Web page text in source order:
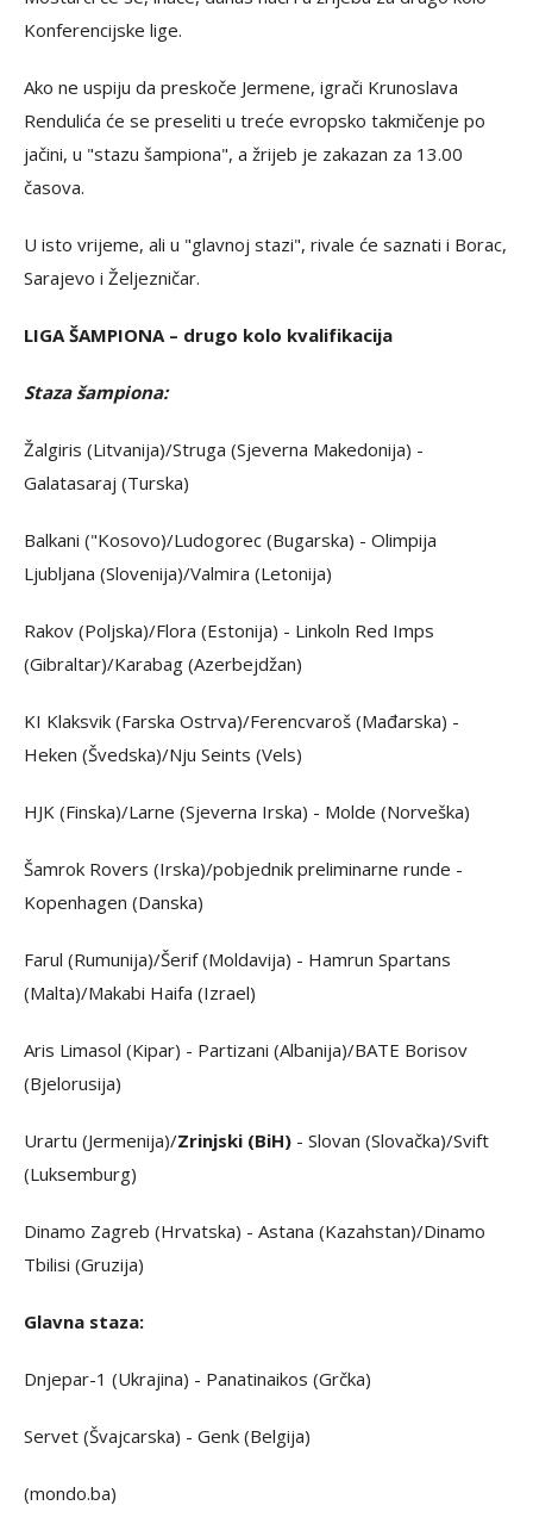
Konferencijske lige.
Ako ne uspiju da preskoče Jermene, igrači Krunoslava
Rendulića će se preseliti u treće evropsko takmičenje po
jačini, u "stazu šampiona", a žrijeb je zakazan za 13.00
časova.
U isto vrijeme, ali u "glavnoj stazi", rivale će saznati i Borac,
Sarajevo i Željezničar.
LIGA ŠAMPIONA – drugo kolo kvalifikacija
Staza šampiona:
Žalgiris (Litvanija)/Struga (Sjeverna Makedonija) -
Galatasaraj (Turska)
Balkani ("Kosovo)/Ludogorec (Bugarska) - Olimpija
Ljubljana (Slovenija)/Valmira (Letonija)
Rakov (Poljska)/Flora (Estonija) - Linkoln Red Imps
(Gibraltar)/Karabag (Azerbejdžan)
KI Klaksvik (Farska Ostrva)/Ferencvaroš (Mađarska) -
Heken (Švedska)/Nju Seints (Vels)
HJK (Finska)/Larne (Sjeverna Irska) - Molde (Norveška)
Šamrok Rovers (Irska)/pobjednik preliminarne runde -
Kopenhagen (Danska)
Farul (Rumunija)/Šerif (Moldavija) - Hamrun Spartans
(Malta)/Makabi Haifa (Izrael)
Aris Limasol (Kipar) - Partizani (Albanija)/BATE Borisov
(Bjelorusija)
Urartu (Jermenija)/Zrinjski (BiH) - Slovan (Slovačka)/Svift
(Luksemburg)
Dinamo Zagreb (Hrvatska) - Astana (Kazahstan)/Dinamo
Tbilisi (Gruzija)
Glavna staza:
Dnjepar-1 (Ukrajina) - Panatinaikos (Grčka)
Servet (Švajcarska) - Genk (Belgija)
(mondo.ba)